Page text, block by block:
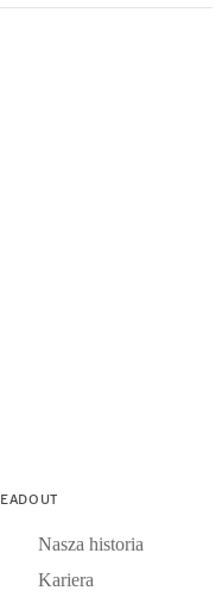
Nasza historia
Kariera